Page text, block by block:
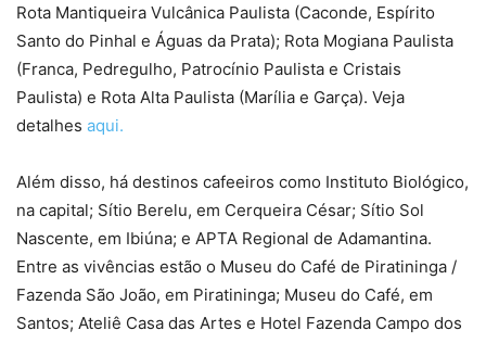
Rota Mantiqueira Vulcânica Paulista (Caconde, Espírito
Santo do Pinhal e Águas da Prata); Rota Mogiana Paulista
(Franca, Pedregulho, Patrocínio Paulista e Cristais
Paulista) e Rota Alta Paulista (Marília e Garça). Veja
detalhes aqui.
Além disso, há destinos cafeeiros como Instituto Biológico,
na capital; Sítio Berelu, em Cerqueira César; Sítio Sol
Nascente, em Ibiúna; e APTA Regional de Adamantina.
Entre as vivências estão o Museu do Café de Piratininga /
Fazenda São João, em Piratininga; Museu do Café, em
Santos; Ateliê Casa das Artes e Hotel Fazenda Campo dos